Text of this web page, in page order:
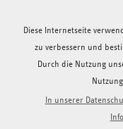
Diese Internetseite
zu verbessern und
Durch die Nutzung
In unserer